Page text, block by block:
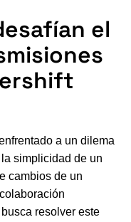
el
a un dilema
simplicidad de un
cambios de un
busca resolver este